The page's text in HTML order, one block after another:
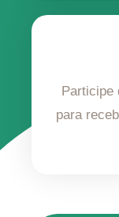
Participe
para